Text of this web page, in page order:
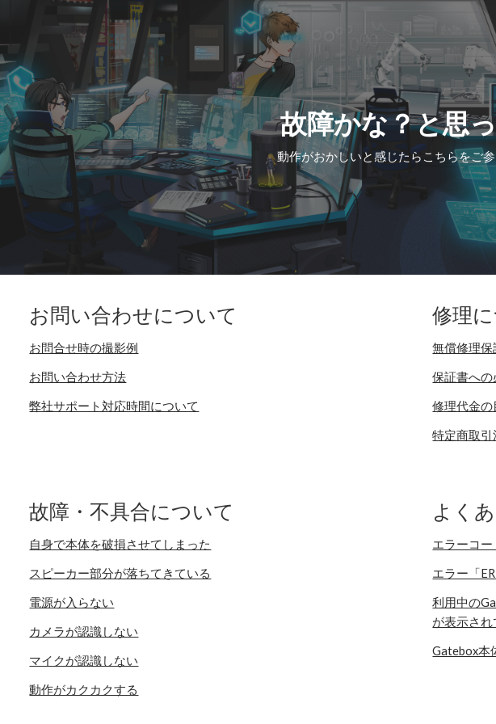
Skip to main content Skip to
故障かな？と思
動作がおかしいと感じたらこちらをご
お問い合わせについて
お問合せ時の撮影例
お問い合わせ方法
弊社サポート対応時間について
修理
無償修理
保証書へ
修理代金の
特定商取
故障・不具合について
自身で本体を破損させてしまった
スピーカー部分が落ちてきている
電源が入らない
カメラが認識しない
マイクが認識しない
動作がカクカクする
よく
エラーコ
エラー「
利用中の
が表示さ
Gatebox本